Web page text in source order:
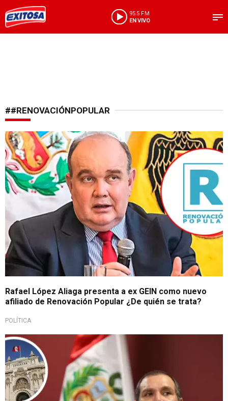
95.5 FM
EN VIVO
##RENOVACIÓNPOPULAR
Anuncio en redes
Rafael López Aliaga presenta a ex GEIN como nuevo
afiliado de Renovación Popular ¿De quién se trata?
POLÍTICA
Importante